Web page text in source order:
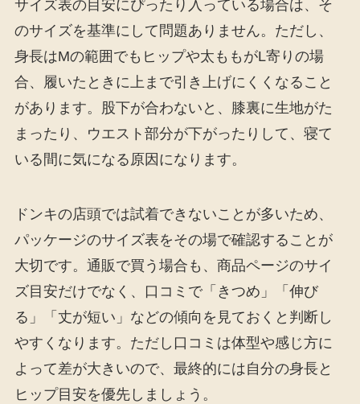
サイズ表の目安にぴったり入っている場合は、そ
のサイズを基準にして問題ありません。ただし、
身長はMの範囲でもヒップや太ももがL寄りの場
合、履いたときに上まで引き上げにくくなること
があります。股下が合わないと、膝裏に生地がた
まったり、ウエスト部分が下がったりして、寝て
いる間に気になる原因になります。
ドンキの店頭では試着できないことが多いため、
パッケージのサイズ表をその場で確認することが
大切です。通販で買う場合も、商品ページのサイ
ズ目安だけでなく、口コミで「きつめ」「伸び
る」「丈が短い」などの傾向を見ておくと判断し
やすくなります。ただし口コミは体型や感じ方に
よって差が大きいので、最終的には自分の身長と
ヒップ目安を優先しましょう。